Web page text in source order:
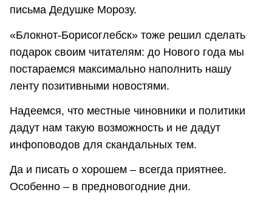
письма Дедушке Морозу.
«Блокнот-Борисоглебск» тоже решил сделать
подарок своим читателям: до Нового года мы
постараемся максимально наполнить нашу
ленту позитивными новостями.
Надеемся, что местные чиновники и политики
дадут нам такую возможность и не дадут
инфоповодов для скандальных тем.
Да и писать о хорошем – всегда приятнее.
Особенно – в предновогодние дни.